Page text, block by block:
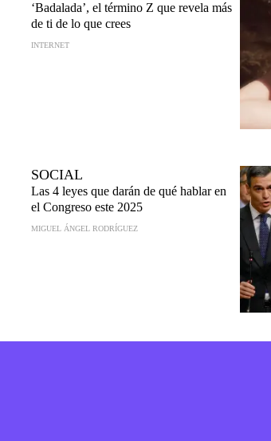
‘Badalada’, el término Z que revela más
de ti de lo que crees
INTERNET
SOCIAL
Las 4 leyes que darán de qué hablar en
el Congreso este 2025
MIGUEL ÁNGEL RODRÍGUEZ